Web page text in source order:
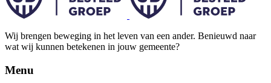
Wij brengen beweging in het leven van een ander. Benieuwd naar
wat wij kunnen betekenen in jouw gemeente?
Menu